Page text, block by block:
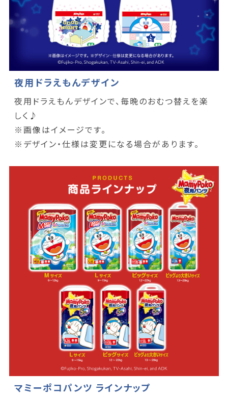
夜用ドラえもんデザイン
夜用ドラえもんデザインで、毎晩のおむつ替えを楽
しく♪
※画像はイメージです。
※デザイン・仕様は変更になる場合があります。
マミーポコパンツ ラインナップ